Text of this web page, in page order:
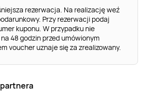
rezerwacja. Na realizację weź
Przy rezerwacji podaj
kuponu. W przypadku nie
48 godzin przed umówionym
voucher uznaje się za zrealizowany.